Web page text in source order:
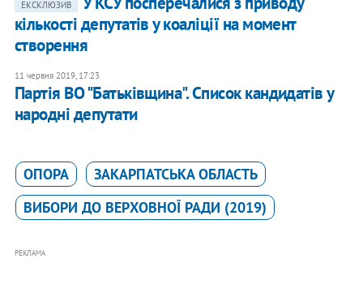
ЕКСКЛЮЗИВ
кількості депутатів у коаліції на момент
створення
11 червня 2019, 17:23
Партія ВО "Батьківщина". Список кандидатів у
народні депутати
ОПОРА
ЗАКАРПАТСЬКА ОБЛАСТЬ
ВИБОРИ ДО ВЕРХОВНОЇ РАДИ (2019)
РЕКЛАМА